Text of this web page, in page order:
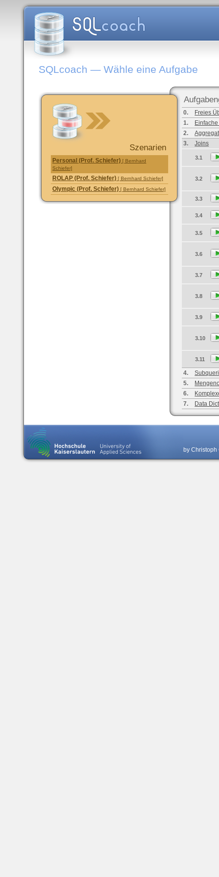
SQLcoach — Wähle eine Aufgabe
0.
Freies
1.
2.
3.
Joins
3.1
3.2
3.3
3.4
3.5
3.6
3.7
3.8
3.9
3.10
3.11
4.
5.
6.
7.
Data
Szenarien
Personal (Prof. Schiefer) [ Bernhard
Schiefer]
ROLAP (Prof. Schiefer) [ Bernhard Schiefer]
Olympic (Prof. Schiefer) [ Bernhard Schiefer]
by